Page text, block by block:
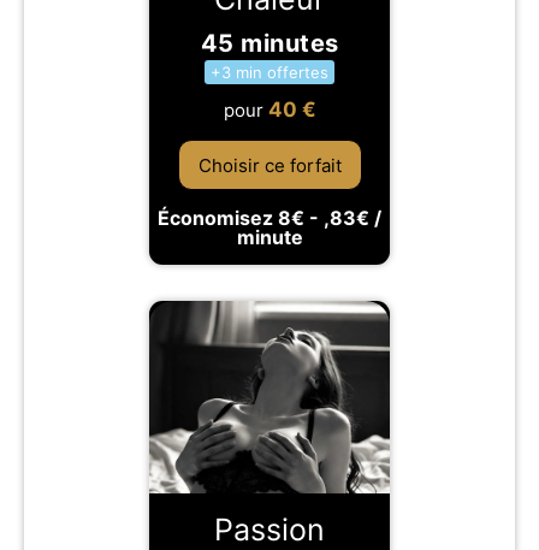
45 minutes
+3 min offertes
pour 40 €
Choisir ce forfait
Économisez 8€ - ,83€ /
minute
Passion